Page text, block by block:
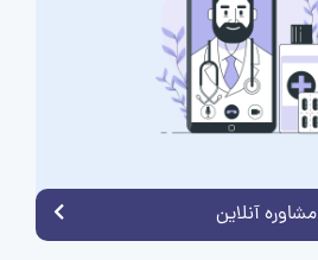
مشاوره آنلاین